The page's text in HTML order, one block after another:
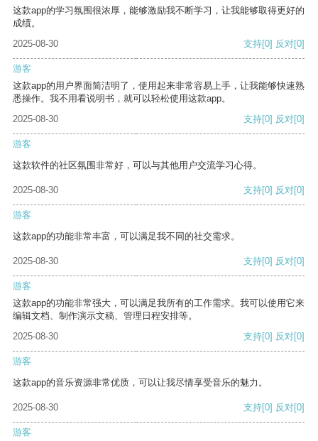
这款app的学习氛围很浓厚，能够激励我不断学习，让我能够取得更好的
成绩。
2025-08-30
支持[0] 反对[0]
游客
这款app的用户界面简洁明了，使用起来非常容易上手，让我能够快速熟
悉操作。我不用看说明书，就可以轻松使用这款app。
2025-08-30
支持[0] 反对[0]
游客
这款软件的社区氛围非常好，可以与其他用户交流学习心得。
2025-08-30 支持[0] 反对[0]
游客
这款app的功能非常丰富，可以满足我不同的社交需求。
2025-08-30 支持[0] 反对[0]
游客
这款app的功能非常强大，可以满足我所有的工作需求。我可以使用它来
编辑文档、制作演示文稿、管理日程安排等。
2025-08-30
支持[0] 反对[0]
游客
这款app的音乐资源非常优质，可以让我尽情享受音乐的魅力。
2025-08-30 支持[0] 反对[0]
游客